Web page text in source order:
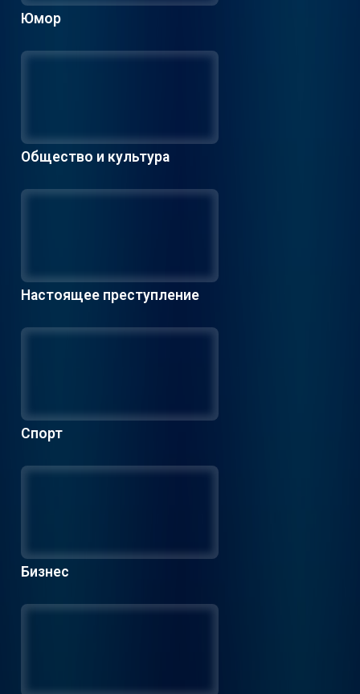
Юмор
Общество и культура
Настоящее преступление
Спорт
Бизнес